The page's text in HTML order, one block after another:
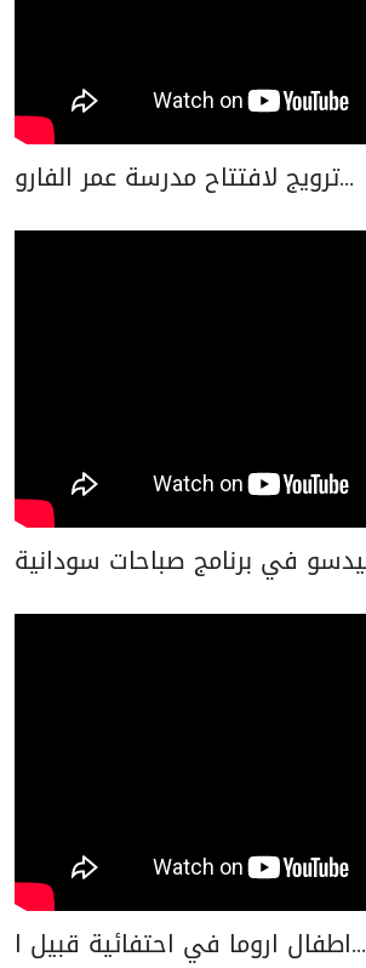
ترويج لافتتاح مدرسة عمر الفارو...
اطفال اروما في احتفائية قبيل ا...